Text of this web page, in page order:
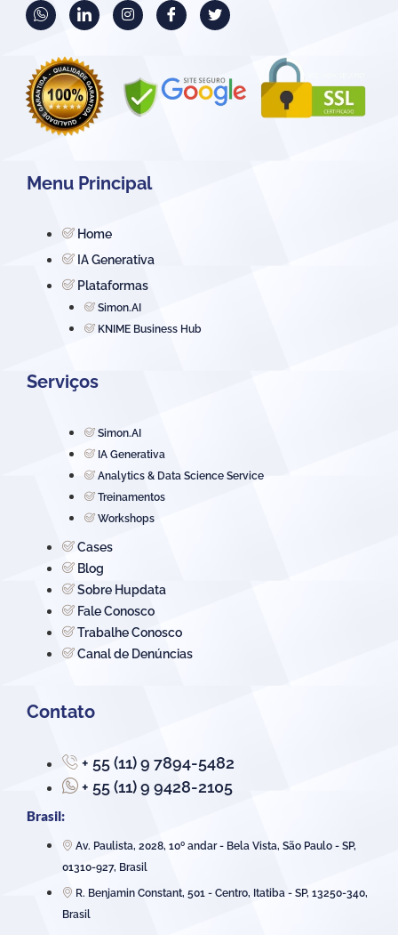
Menu Principal
Home
IA Generativa
Plataformas
Simon.AI
KNIME Business Hub
Serviços
Simon.AI
IA Generativa
Analytics & Data Science Service
Treinamentos
Workshops
Cases
Blog
Sobre Hupdata
Fale Conosco
Trabalhe Conosco
Canal de Denúncias
Contato
+ 55 (11) 9 7894-5482
+ 55 (11) 9 9428-2105
Brasil:
Av. Paulista, 2028, 10º andar - Bela Vista, São Paulo - SP,
01310-927, Brasil
R. Benjamin Constant, 501 - Centro, Itatiba - SP, 13250-340,
Brasil